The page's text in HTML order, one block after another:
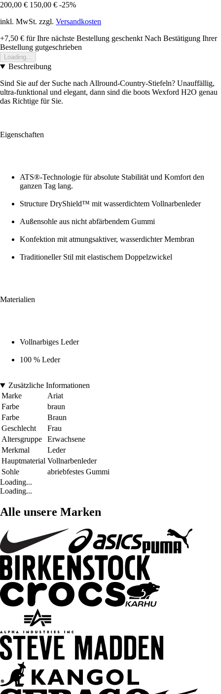
200,00 € 150,00 € -25%
inkl. MwSt. zzgl. Versandkosten
+7,50 € für Ihre nächste Bestellung geschenkt Nach Bestätigung Ihrer
Bestellung gutgeschrieben
Loading...
Beschreibung
Sind Sie auf der Suche nach Allround-Country-Stiefeln? Unauffällig,
ultra-funktional und elegant, dann sind die boots Wexford H2O genau
das Richtige für Sie.
Eigenschaften
ATS®-Technologie für absolute Stabilität und Komfort den
ganzen Tag lang.
Structure DryShield™ mit wasserdichtem Vollnarbenleder
Außensohle aus nicht abfärbendem Gummi
Konfektion mit atmungsaktiver, wasserdichter Membran
Traditioneller Stil mit elastischem Doppelzwickel
Materialien
Vollnarbiges Leder
100 % Leder
Zusätzliche Informationen
Marke
Ariat
Farbe
braun
Farbe
Braun
Geschlecht
Frau
Altersgruppe
Erwachsene
Merkmal
Leder
Hauptmaterial Vollnarbenleder
Sohle
abriebfestes Gummi
Loading...
Loading...
Alle unsere Marken